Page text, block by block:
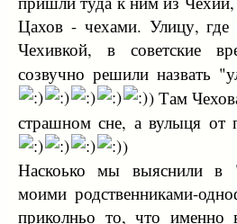
Цахов - чехами. Улицу,
Чехивкой, в советские
созвучно решили назвать
) Там
страшном сне, а вулыця от
)
Наскоько мы выяснили в
моими родственниками-
приколньо то, что именно